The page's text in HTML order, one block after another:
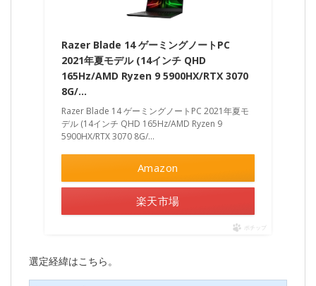
Razer Blade 14 ゲーミングノートPC
2021年夏モデル (14インチ QHD
165Hz/AMD Ryzen 9 5900HX/RTX 3070
8G/…
Razer Blade 14 ゲーミングノートPC 2021年夏モ
デル (14インチ QHD 165Hz/AMD Ryzen 9
5900HX/RTX 3070 8G/...
Amazon
楽天市場
ポチップ
選定経緯はこちら。